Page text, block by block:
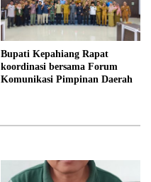
Bupati Kepahiang Rapat
koordinasi bersama Forum
Komunikasi Pimpinan Daerah